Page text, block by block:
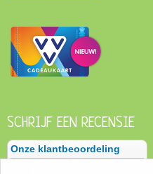
SCHRIJF EEN RECENSIE